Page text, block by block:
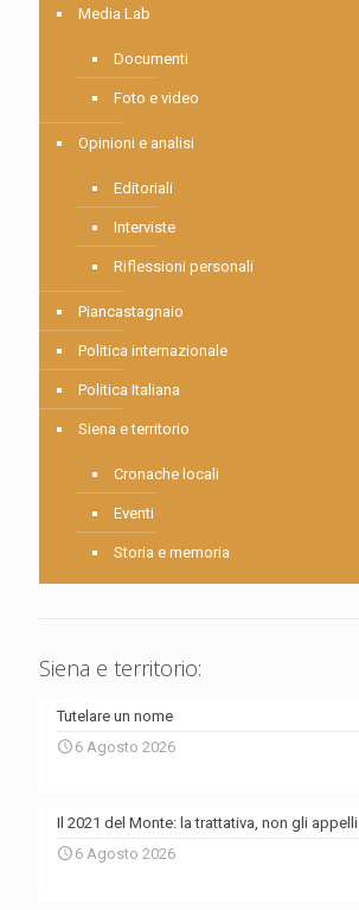
Media Lab
Documenti
Foto e video
Opinioni e analisi
Editoriali
Interviste
Riflessioni personali
Piancastagnaio
Politica internazionale
Politica Italiana
Siena e territorio
Cronache locali
Eventi
Storia e memoria
Siena e territorio:
Tutelare un nome
6 Agosto 2026
Il 2021 del Monte: la trattativa, non gli appelli
6 Agosto 2026